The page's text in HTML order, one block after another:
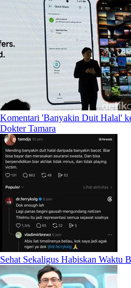
Komentari 'Banyakin Duit Halal'
Dokter Tamara
Sehat Sekaligus Habiskan Waktu